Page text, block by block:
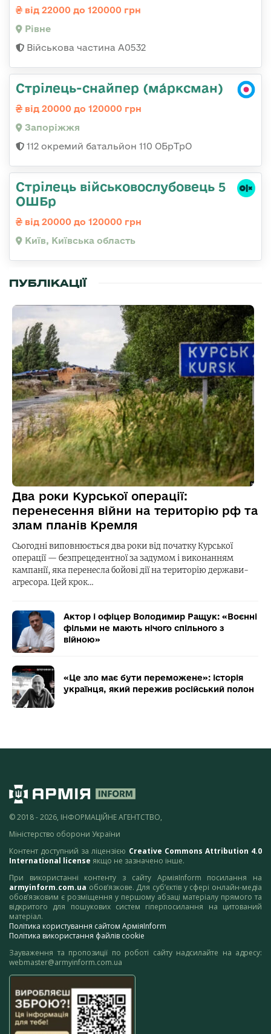
від 22000 до 120000 грн
Рівне
Військова частина А0532
Стрілець-снайпер (ма́рксман)
від 20000 до 120000 грн
Запоріжжя
112 окремий батальйон 110 ОБрТрО
Стрілець військовослубовець 5
ОШБр
від 20000 до 120000 грн
Київ, Київська область
ПУБЛІКАЦІЇ
Два роки Курської операції:
перенесення війни на територію рф та
злам планів Кремля
Сьогодні виповнюється два роки від початку Курської
операції — безпрецедентної за задумом і виконанням
кампанії, яка перенесла бойові дії на територію держави-
агресора. Цей крок…
Актор і офіцер Володимир Ращук: «Воєнні
фільми не мають нічого спільного з
війною»
«Це зло має бути переможене»: історія
українця, який пережив російський полон
© 2018 - 2026, ІНФОРМАЦІЙНЕ АГЕНТСТВО,
Міністерство оборони України
Контент доступний за ліцензією Creative Commons Attribution 4.0
International license якщо не зазначено інше.
При використанні контенту з сайту АрміяInform посилання на
armyinform.com.ua обов’язкове. Для суб’єктів у сфері онлайн-медіа
обов’язковим є розміщення у першому абзаці матеріалу прямого та
відкритого для пошукових систем гіперпосилання на цитований
матеріал.
Політика користування сайтом АрміяInform
Політика використання файлів cookie
Зауваження та пропозиції по роботі сайту надсилайте на адресу:
webmaster@armyinform.com.ua